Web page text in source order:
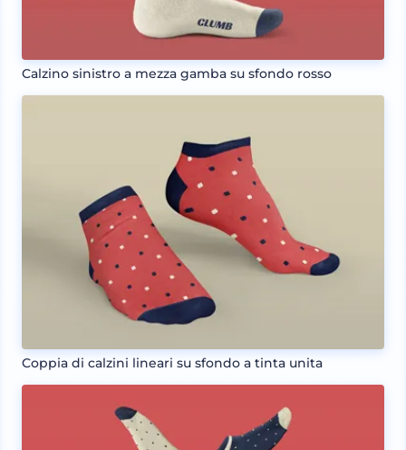
Calzino sinistro a mezza gamba su sfondo rosso
Coppia di calzini lineari su sfondo a tinta unita